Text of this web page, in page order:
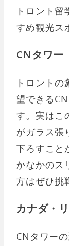
トロント
すめ観光ス
CNタワー
トロント
望できる
す。実はこ
がガラス張
下ろすこと
かなかのス
方はぜひ挑
カナダ・
CNタワー